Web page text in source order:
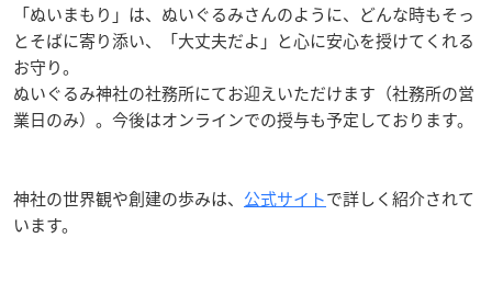
「ぬいまもり」は、ぬいぐるみさんのように、どんな時もそっ
とそばに寄り添い、「大丈夫だよ」と心に安心を授けてくれる
お守り。
ぬいぐるみ神社の社務所にてお迎えいただけます（社務所の営
業日のみ）。今後はオンラインでの授与も予定しております。
神社の世界観や創建の歩みは、 公式サイトで詳しく紹介されて
います。